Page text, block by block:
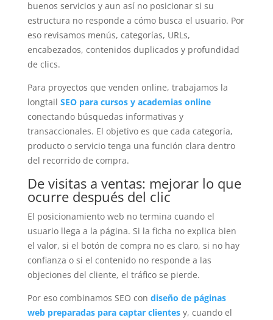
buenos servicios y aun así no posicionar si su
estructura no responde a cómo busca el usuario. Por
eso revisamos menús, categorías, URLs,
encabezados, contenidos duplicados y profundidad
de clics.
Para proyectos que venden online, trabajamos la
longtail SEO para cursos y academias online
conectando búsquedas informativas y
transaccionales. El objetivo es que cada categoría,
producto o servicio tenga una función clara dentro
del recorrido de compra.
De visitas a ventas: mejorar lo que
ocurre después del clic
El posicionamiento web no termina cuando el
usuario llega a la página. Si la ficha no explica bien
el valor, si el botón de compra no es claro, si no hay
confianza o si el contenido no responde a las
objeciones del cliente, el tráfico se pierde.
Por eso combinamos SEO con diseño de páginas
web preparadas para captar clientesy, cuando el